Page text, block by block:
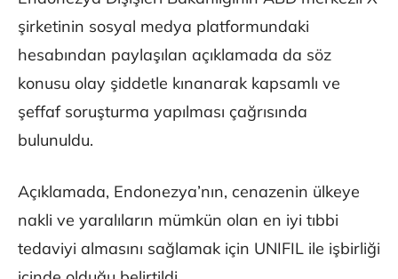
şirketinin sosyal medya platformundaki
hesabından paylaşılan açıklamada da söz
konusu olay şiddetle kınanarak kapsamlı ve
şeffaf soruşturma yapılması çağrısında
bulunuldu.
Açıklamada, Endonezya’nın, cenazenin ülkeye
nakli ve yaralıların mümkün olan en iyi tıbbi
tedaviyi almasını sağlamak için UNIFIL ile işbirliği